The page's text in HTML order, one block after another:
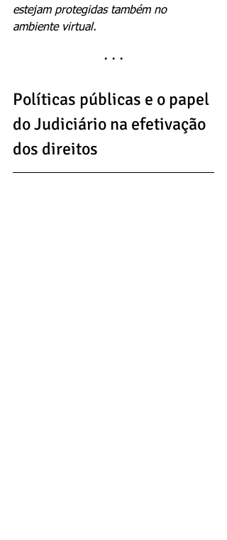
estejam protegidas também no
ambiente virtual.
· · ·
Políticas públicas e o papel
do Judiciário na efetivação
dos direitos